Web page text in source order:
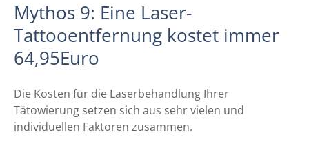
Mythos 9: Eine Laser-
Tattooentfernung kostet immer
64,95Euro
Die Kosten für die Laserbehandlung Ihrer
Tätowierung setzen sich aus sehr vielen und
individuellen Faktoren zusammen.